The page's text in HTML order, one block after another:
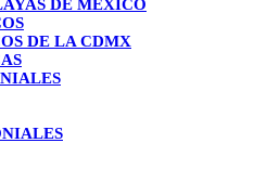
DE MEXICO
DE LA CDMX